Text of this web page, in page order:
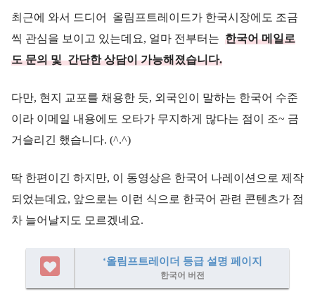
최근에 와서 드디어 올림프트레이드가 한국시장에도 조금
씩 관심을 보이고 있는데요, 얼마 전부터는 한국어 메일로
도 문의 및 간단한 상담이 가능해졌습니다.
다만, 현지 교포를 채용한 듯, 외국인이 말하는 한국어 수준
이라 이메일 내용에도 오타가 무지하게 많다는 점이 조~ 금
거슬리긴 했습니다. (^.^)
딱 한편이긴 하지만, 이 동영상은 한국어 나레이션으로 제작
되었는데요, 앞으로는 이런 식으로 한국어 관련 콘텐츠가 점
차 늘어날지도 모르겠네요.
‘올림프트레이더 등급 설명 페이지
한국어 버전